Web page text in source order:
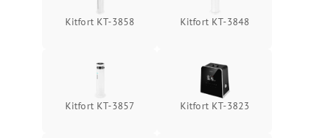
Kitfort КТ-3858 Kitfort КТ-3848
Kitfort КТ-3857 Kitfort КТ-3823